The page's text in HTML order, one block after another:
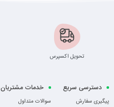
تحویل اکسپرس
دسترسی سریع
پیگیری سفارش
خدمات مشتریان
سوالات متداول
-